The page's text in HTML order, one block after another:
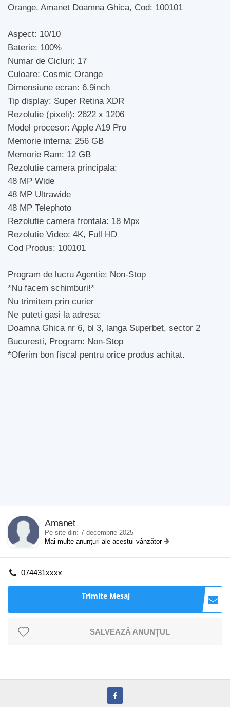
Orange, Amanet Doamna Ghica, Cod: 100101
Aspect: 10/10
Baterie: 100%
Numar de Cicluri: 17
Culoare: Cosmic Orange
Dimensiune ecran: 6.9inch
Tip display: Super Retina XDR
Rezolutie (pixeli): 2622 x 1206
Model procesor: Apple A19 Pro
Memorie interna: 256 GB
Memorie Ram: 12 GB
Rezolutie camera principala:
48 MP Wide
48 MP Ultrawide
48 MP Telephoto
Rezolutie camera frontala: 18 Mpx
Rezolutie Video: 4K, Full HD
Cod Produs: 100101
Program de lucru Agentie: Non-Stop
*Nu facem schimburi!*
Nu trimitem prin curier
Ne puteti gasi la adresa:
Doamna Ghica nr 6, bl 3, langa Superbet, sector 2
Bucuresti, Program: Non-Stop
*Oferim bon fiscal pentru orice produs achitat.
Amanet
Pe site din: 7 decembrie 2025
Mai multe anunțuri ale acestui vânzător
074431xxxx
Trimite Mesaj
SALVEAZĂ ANUNȚUL